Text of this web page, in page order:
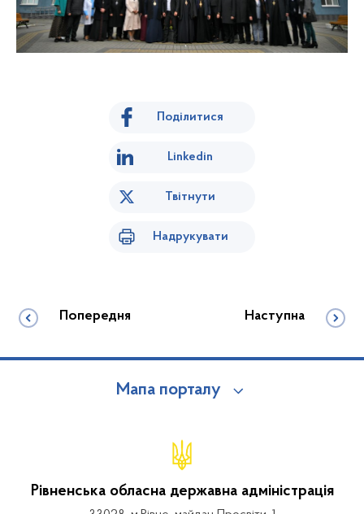
Поділитися
Linkedin
Твітнути
Надрукувати
Попередня Наступна
Мапа порталу
Рівненська обласна державна адміністрація